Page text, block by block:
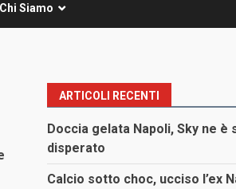
Chi Siamo
ARTICOLI RECENTI
Doccia gelata Napoli, Sky ne è
disperato
Calcio sotto choc, ucciso l’ex